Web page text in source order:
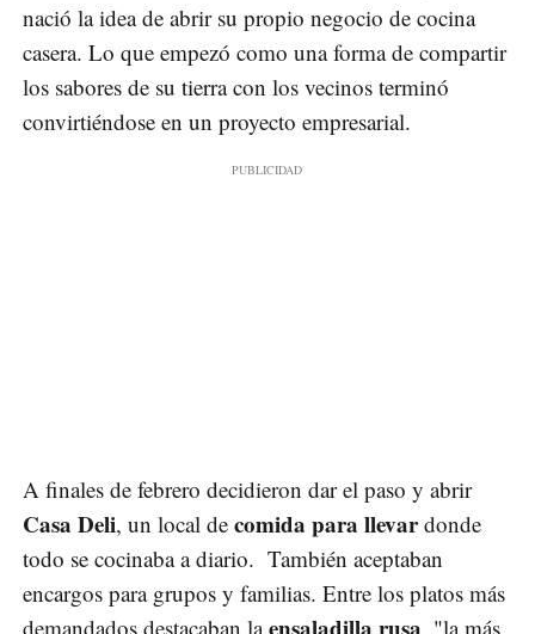
nació la idea de abrir su propio negocio de cocina
casera. Lo que empezó como una forma de compartir
los sabores de su tierra con los vecinos terminó
convirtiéndose en un proyecto empresarial.
A finales de febrero decidieron dar el paso y abrir
Casa Deli, un local de comida para llevardonde
todo se cocinaba a diario. También aceptaban
encargos para grupos y familias. Entre los platos más
demandados destacaban la ensaladilla rusa , "la más